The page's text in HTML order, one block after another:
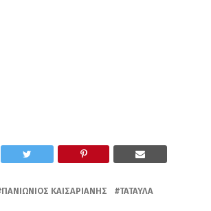
ΠΑΝΙΏΝΙΟΣ ΚΑΙΣΑΡΙΑΝΉΣ ΤΑΤΑΎΛΑ